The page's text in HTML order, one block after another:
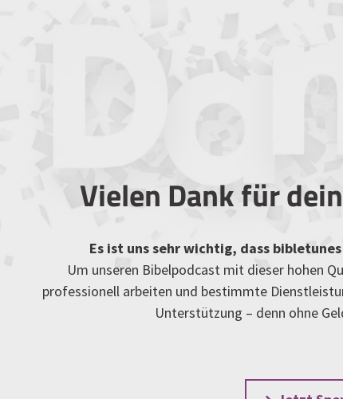
Vielen Dank für
Es ist uns sehr wichtig, dass
Um unseren Bibelpodcast mit dieser hohen
professionell arbeiten und bestimmte
Unterstützung – denn ohne